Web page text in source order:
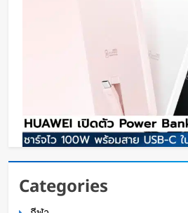
HUAWEI เปิดตัว Power Bank
ไว 100W พร้อมสาย USB-C ในตั
Categories